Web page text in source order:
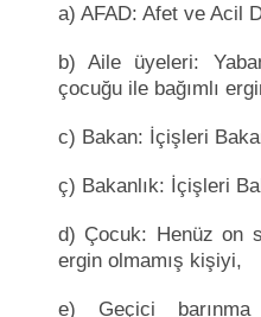
a) AFAD: Afet ve Acil
b) Aile üyeleri:
çocuğu ile bağımlı
c) Bakan: İçişleri
ç) Bakanlık: İçişleri
d) Çocuk: Henüz on
ergin olmamış kişiyi,
e) Geçici